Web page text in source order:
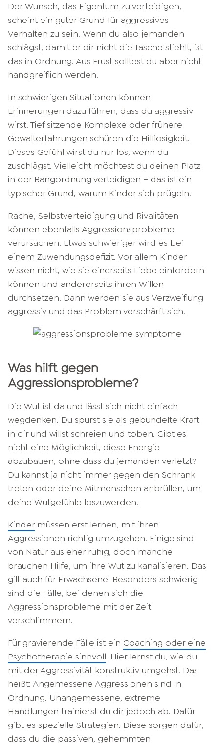
Der Wunsch, das Eigentum zu verteidigen,
scheint ein guter Grund für aggressives
Verhalten zu sein. Wenn du also jemanden
schlägst, damit er dir nicht die Tasche stiehlt, ist
das in Ordnung. Aus Frust solltest du aber nicht
handgreiflich werden.
In schwierigen Situationen können
Erinnerungen dazu führen, dass du aggressiv
wirst. Tief sitzende Komplexe oder frühere
Gewalterfahrungen schüren die Hilflosigkeit.
Dieses Gefühl wirst du nur los, wenn du
zuschlägst. Vielleicht möchtest du deinen Platz
in der Rangordnung verteidigen – das ist ein
typischer Grund, warum Kinder sich prügeln.
Rache, Selbstverteidigung und Rivalitäten
können ebenfalls Aggressionsprobleme
verursachen. Etwas schwieriger wird es bei
einem Zuwendungsdefizit. Vor allem Kinder
wissen nicht, wie sie einerseits Liebe einfordern
können und andererseits ihren Willen
durchsetzen. Dann werden sie aus Verzweiflung
aggressiv und das Problem verschärft sich.
Was hilft gegen
Aggressionsprobleme?
Die Wut ist da und lässt sich nicht einfach
wegdenken. Du spürst sie als gebündelte Kraft
in dir und willst schreien und toben. Gibt es
nicht eine Möglichkeit, diese Energie
abzubauen, ohne dass du jemanden verletzt?
Du kannst ja nicht immer gegen den Schrank
treten oder deine Mitmenschen anbrüllen, um
deine Wutgefühle loszuwerden.
Kindermüssen erst lernen, mit ihren
Aggressionen richtig umzugehen. Einige sind
von Natur aus eher ruhig, doch manche
brauchen Hilfe, um ihre Wut zu kanalisieren. Das
gilt auch für Erwachsene. Besonders schwierig
sind die Fälle, bei denen sich die
Aggressionsprobleme mit der Zeit
verschlimmern.
Für gravierende Fälle ist ein Coaching oder eine
Psychotherapie sinnvoll. Hier lernst du, wie du
mit der Aggressivität konstruktiv umgehst. Das
heißt: Angemessene Aggressionen sind in
Ordnung. Unangemessene, extreme
Handlungen trainierst du dir jedoch ab. Dafür
gibt es spezielle Strategien. Diese sorgen dafür,
dass du die passiven, gehemmten